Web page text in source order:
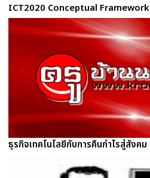
ICT2020 Conceptual Framework
ธุรกิจเทคโนโลยีกับการคืนกำไรสู่สังคม